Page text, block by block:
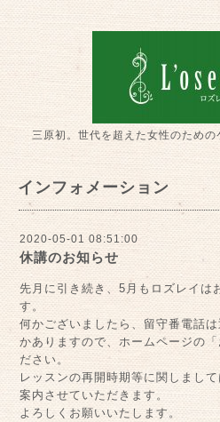
三原初。世代を超えた女性のため
インフォメーション
2020-05-01 08:51:00
休講のお知らせ
先月に引き続き、5月もロズレイは
す。
何かございましたら、留守番電話
かありますので、ホームページの
ださい。
レッスンの再開時期等に関しまし
案内させていただきます。
よろしくお願いいたします。